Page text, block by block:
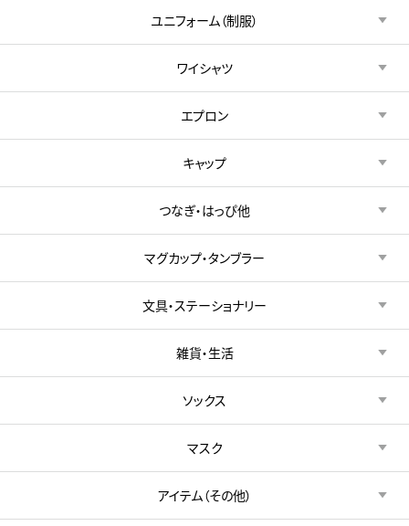
ユニフォーム（制服）
ワイシャツ
エプロン
キャップ
つなぎ・はっぴ他
マグカップ・タンブラー
文具・ステーショナリー
雑貨・生活
ソックス
マスク
アイテム（その他）